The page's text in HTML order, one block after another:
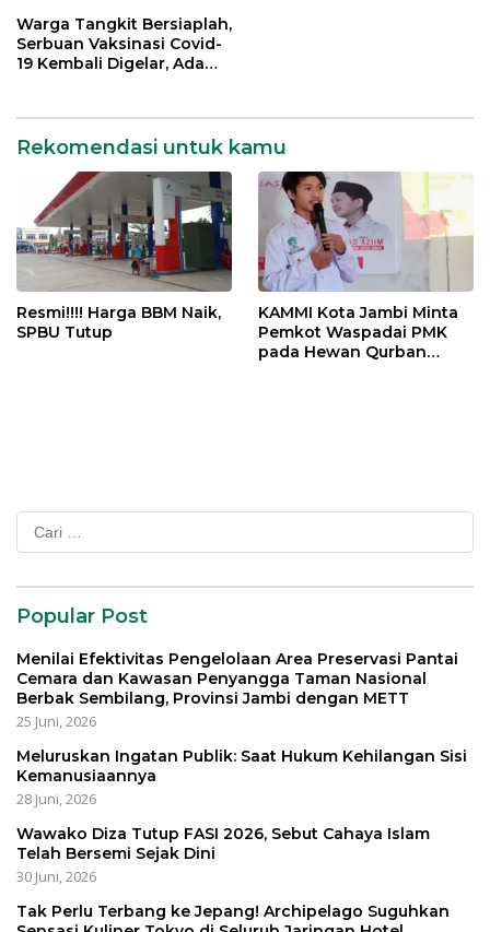
Warga Tangkit Bersiaplah,
Serbuan Vaksinasi Covid-
19 Kembali Digelar, Ada
Rekomendasi untuk kamu
Resmi!!!! Harga BBM Naik,
SPBU Tutup
KAMMI Kota Jambi Minta
Pemkot Waspadai PMK
pada Hewan Qurban
Cari
untuk:
Popular Post
Menilai Efektivitas Pengelolaan Area Preservasi Pantai
Cemara dan Kawasan Penyangga Taman Nasional
Berbak Sembilang, Provinsi Jambi dengan METT
25 Juni, 2026
Meluruskan Ingatan Publik: Saat Hukum Kehilangan Sisi
Kemanusiaannya
28 Juni, 2026
Wawako Diza Tutup FASI 2026, Sebut Cahaya Islam
Telah Bersemi Sejak Dini
30 Juni, 2026
Tak Perlu Terbang ke Jepang! Archipelago Suguhkan